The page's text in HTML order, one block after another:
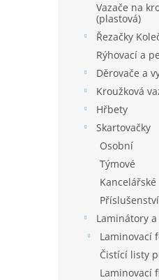
Vazače na
(plastová)
Řezačky
Rýhovací a
Děrovače a
Kroužková
Hřbety
Skartovačky
Osobní
Týmové
Kancelářské
Příslušenství
Laminátory
Laminovací
Čistící listy
Laminovací